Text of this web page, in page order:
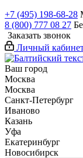
+7 (495) 198-68-28
8 (800) 777 08 27
Заказать звонок
Личный
Ваш город
Москва
Москва
Санкт-Петербург
Иваново
Казань
Уфа
Екатеринбург
Новосибирск